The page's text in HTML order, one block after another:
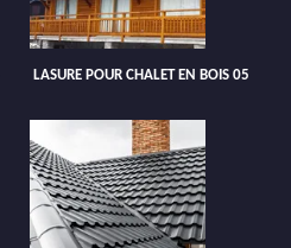
LASURE POUR CHALET EN BOIS 05